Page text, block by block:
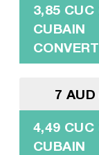
3,85 CUC
CUBAIN
7
4,49 CUC
CUBAIN